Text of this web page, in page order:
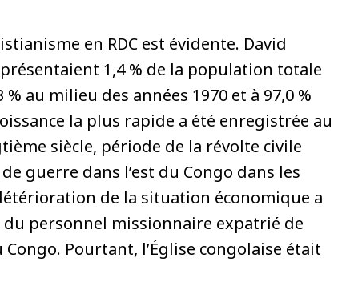
en RDC est évidente. David
1,4 % de la population totale
au milieu des années 1970 et à 97,0 %
la plus rapide a été enregistrée au
siècle, période de la révolte civile
guerre dans l’est du Congo dans les
de la situation économique a
personnel missionnaire expatrié de
Pourtant, l’Église congolaise était